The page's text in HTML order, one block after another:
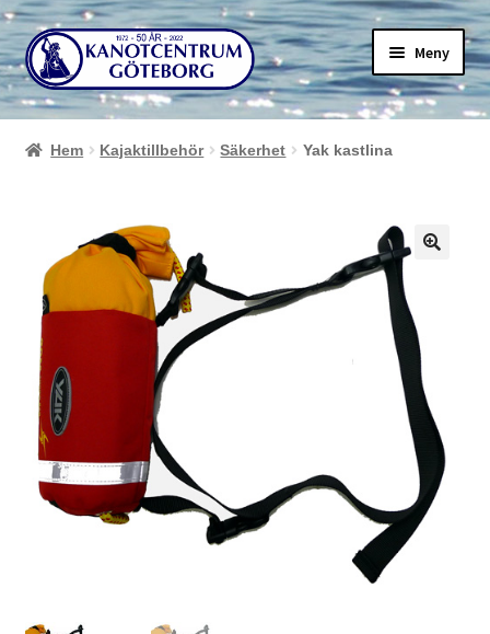
Hoppa
till
navigering
Hoppa
till
innehåll
Meny
Hem Kajaktillbehör Säkerhet Yak kastlina